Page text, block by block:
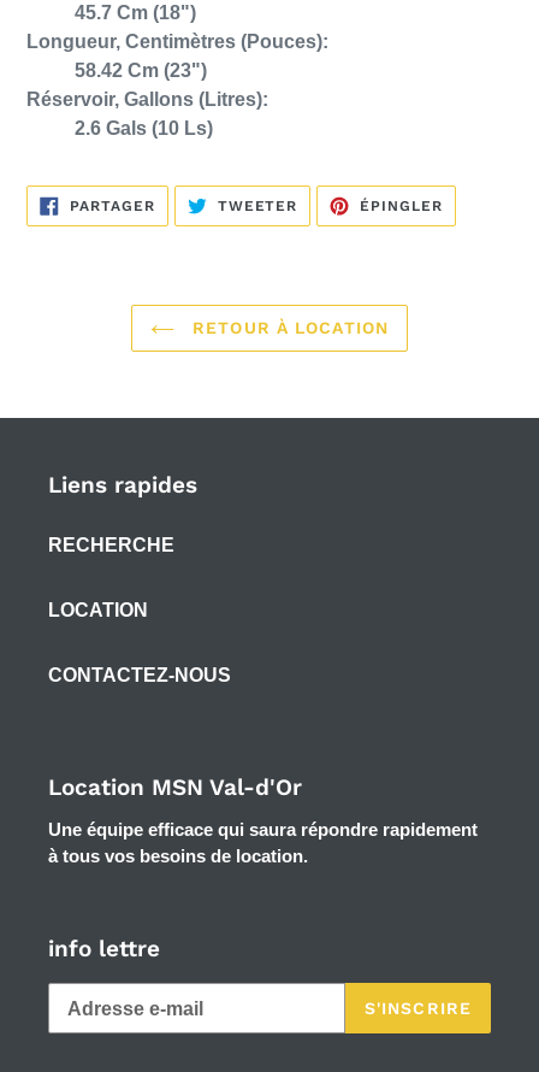
45.7 Cm (18")
Longueur, Centimètres (Pouces):
58.42 Cm (23")
Réservoir, Gallons (Litres):
2.6 Gals (10 Ls)
PARTAGERPARTAGER
SUR
FACEBOOK
TWEETER TWEETER
TWITTER
ÉPINGLER
PINTEREST
RETOUR À LOCATION
Liens rapides
RECHERCHE
LOCATION
CONTACTEZ-NOUS
Location MSN Val-d'Or
Une équipe efficace qui saura répondre rapidement
à tous vos besoins de location.
info lettre
S'INSCRIRE